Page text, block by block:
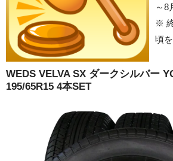
17インチ：冬タイヤホイール
18インチ：冬タイヤホイール
夏タイヤホイール
12インチ：夏タイヤホイール
～8
※
頃
WEDS VELVA SX ダークシルバー
195/65R15 4本SET